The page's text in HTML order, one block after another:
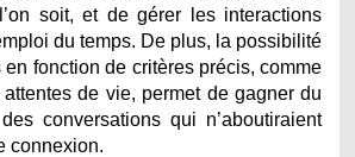
soit, et de gérer les interactions
du temps. De plus, la possibilité
fonction de critères précis, comme
de vie, permet de gagner du
conversations qui n’aboutiraient
connexion.